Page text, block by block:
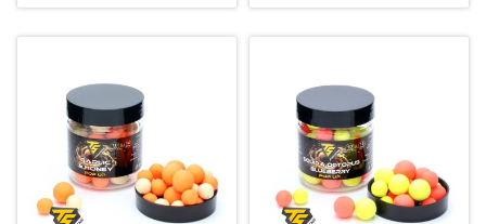
Политика
използване
“бисквитки”
(Cookie)